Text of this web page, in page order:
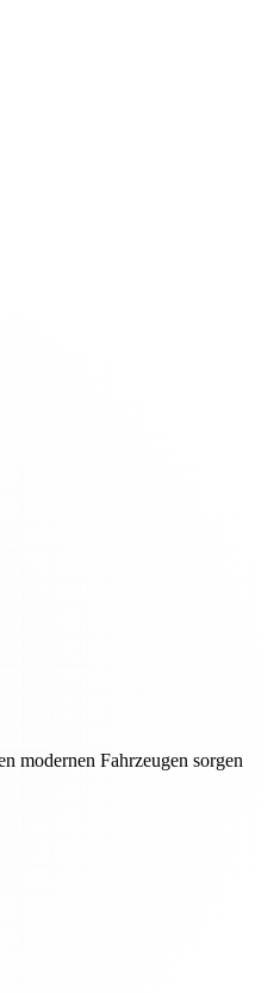
modernen Fahrzeugen sorgen